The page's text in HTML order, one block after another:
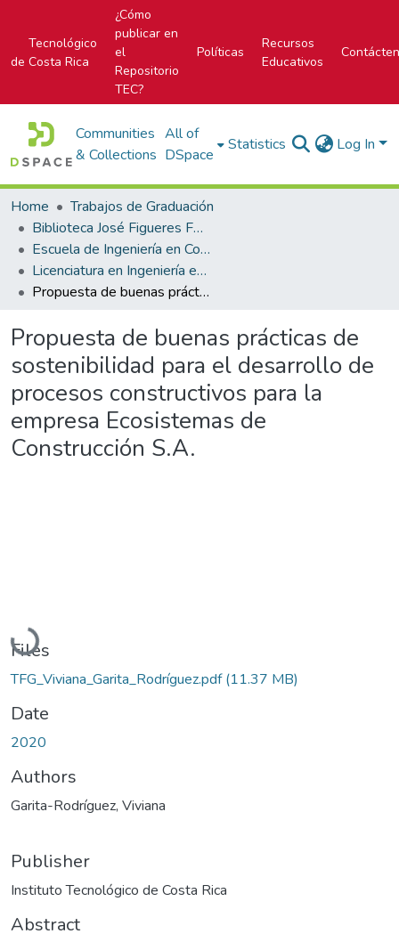
Tecnológico
de Costa Rica
¿Cómo
publicar en
el
Repositorio
TEC?
Políticas
Recursos
Educativos
Communities
& Collections
All of
DSpace
Statistics Log In
Home
Trabajos de Graduación
Biblioteca José Figueres Ferrer
Escuela de Ingeniería en Construcción
Licenciatura en Ingeniería en Construcción
Propuesta de buenas prácticas de sostenibilidad para el desarrollo de procesos constructivos para la empresa Ecosistemas de Construcción S.A.
Propuesta de buenas prácticas de
sostenibilidad para el desarrollo de
procesos constructivos para la
empresa Ecosistemas de
Construcción S.A.
Loading...
Files
TFG_Viviana_Garita_Rodríguez.pdf(11.37 MB)
Date
2020
Authors
Garita-Rodríguez, Viviana
Publisher
Instituto Tecnológico de Costa Rica
Abstract